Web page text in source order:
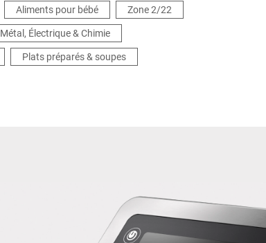
Aliments pour bébé
Zone 2/22
Métal, Électrique & Chimie
Plats préparés & soupes